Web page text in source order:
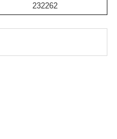
232262